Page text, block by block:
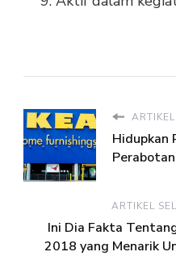
Hidupkan
ARTIKEL
Ini Dia Fakta
2018 yang Menarik